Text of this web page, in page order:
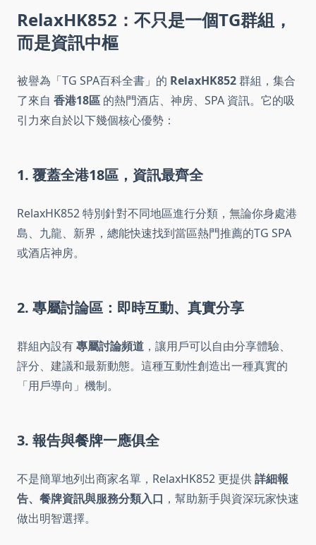
RelaxHK852：不只是一個TG群組，
而是資訊中樞
被譽為「TG SPA百科全書」的 RelaxHK852群組，集合
了來自 香港18區 的熱門酒店、神房、SPA 資訊。它的吸
引力來自於以下幾個核心優勢：
1. 覆蓋全港18區，資訊最齊全
RelaxHK852 特別針對不同地區進行分類，無論你身處港
島、九龍、新界，總能快速找到當區熱門推薦的TG SPA
或酒店神房。
2. 專屬討論區：即時互動、真實分享
群組內設有專屬討論頻道 ，讓用戶可以自由分享體驗、
評分、建議和最新動態。這種互動性創造出一種真實的
「用戶導向」機制。
3. 報告與餐牌一應俱全
不是簡單地列出商家名單，RelaxHK852 更提供詳細報
告、餐牌資訊與服務分類入口 ，幫助新手與資深玩家快速
做出明智選擇。